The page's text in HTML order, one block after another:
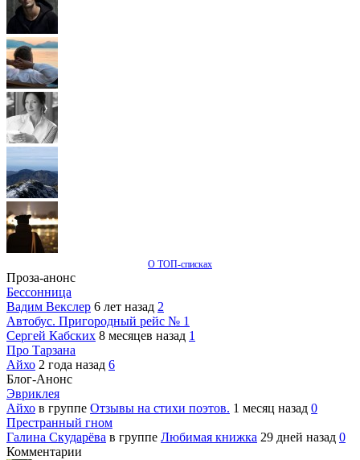
О ТОП-списках
Проза-анонс
Бессонница
Вадим Векслер 6 лет назад 2
Автобус. Пригородный рейс № 1
Сергей Кабских 8 месяцев назад 1
Про Тарзана
Айхо 2 года назад 6
Блог-Анонс
Эвриклея
Айхо в группе Отзывы на стихи поэтов. 1 месяц назад 0
Престранный гном
Галина Скударёва в группе Любимая книжка 29 дней назад 0
Комментарии